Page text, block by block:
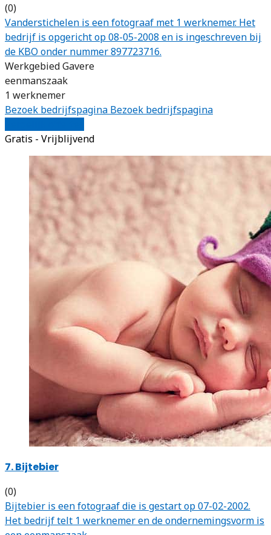
(0)
Vanderstichelen is een fotograaf met 1 werknemer. Het
bedrijf is opgericht op 08-05-2008 en is ingeschreven bij
de KBO onder nummer 897723716.
Werkgebied Gavere
eenmanszaak
1 werknemer
Bezoek bedrijfspagina Bezoek bedrijfspagina
Gratis - Vrijblijvend
7. Bijtebier
(0)
Bijtebier is een fotograaf die is gestart op 07-02-2002.
Het bedrijf telt 1 werknemer en de ondernemingsvorm is